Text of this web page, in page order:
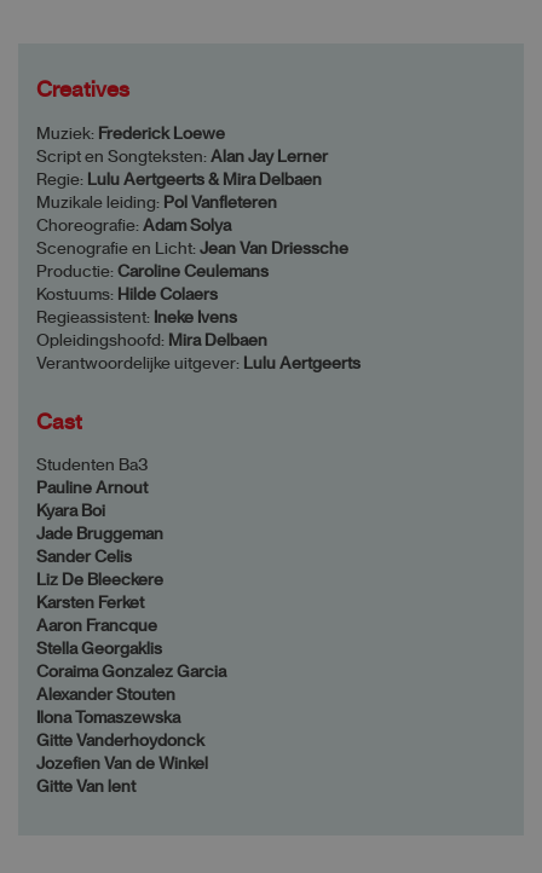
Creatives
Muziek: Frederick Loewe
Script en Songteksten: Alan Jay Lerner
Regie: Lulu Aertgeerts & Mira Delbaen
Muzikale leiding: Pol Vanfleteren
Choreografie: Adam Solya
Scenografie en Licht: Jean Van Driessche
Productie: Caroline Ceulemans
Kostuums: Hilde Colaers
Regieassistent: Ineke Ivens
Opleidingshoofd: Mira Delbaen
Verantwoordelijke uitgever: Lulu Aertgeerts
Cast
Studenten Ba3
Pauline Arnout
Kyara Boi
Jade Bruggeman
Sander Celis
Liz De Bleeckere
Karsten Ferket
Aaron Francque
Stella Georgaklis
Coraima Gonzalez Garcia
Alexander Stouten
Ilona Tomaszewska
Gitte Vanderhoydonck
Jozefien Van de Winkel
Gitte Van lent